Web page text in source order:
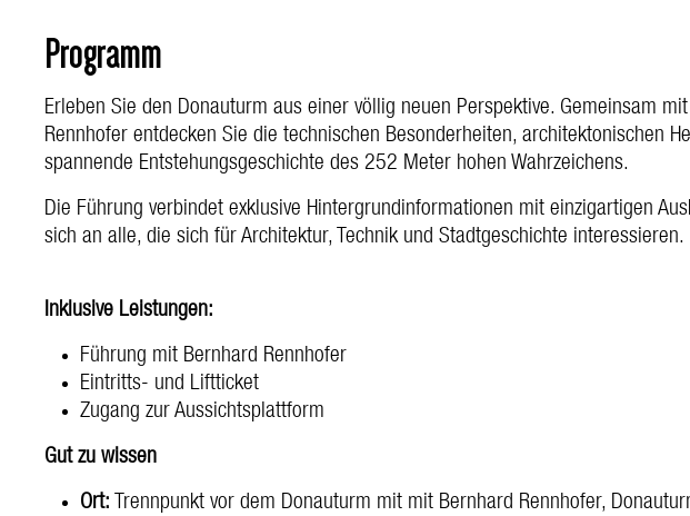
Programm
Erleben Sie den Donauturm aus einer völlig neuen Perspektive. Gemeinsam
Rennhofer entdecken Sie die technischen Besonderheiten, architektonischen
spannende Entstehungsgeschichte des 252 Meter hohen Wahrzeichens.
Die Führung verbindet exklusive Hintergrundinformationen mit einzigartigen
sich an alle, die sich für Architektur, Technik und Stadtgeschichte interessieren.
Inklusive Leistungen:
Führung mit Bernhard Rennhofer
Eintritts- und Liftticket
Zugang zur Aussichtsplattform
Gut zu wissen
Ort: Trennpunkt vor dem Donauturm mit mit Bernhard Rennhofer,